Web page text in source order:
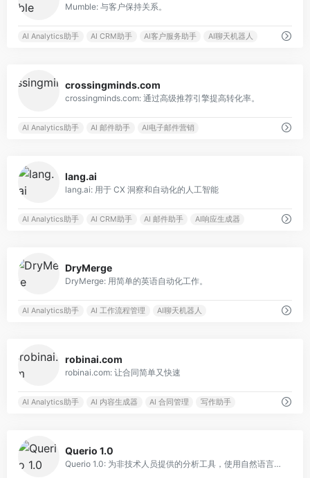
Mumble: 与客户保持关系。
AI Analytics助手 AI CRM助手 AI客户服务助手 AI聊天机器人
crossingminds.com
crossingminds.com: 通过高级推荐引擎提高转化率。
AI Analytics助手 AI 邮件助手 AI电子邮件营销
lang.ai
lang.ai: 用于 CX 洞察和自动化的人工智能
AI Analytics助手 AI CRM助手 AI 邮件助手 AI响应生成器
DryMerge
DryMerge: 用简单的英语自动化工作。
AI Analytics助手 AI 工作流程管理 AI聊天机器人
robinai.com
robinai.com: 让合同简单又快速
AI Analytics助手 AI 内容生成器 AI 合同管理 写作助手
Querio 1.0
Querio 1.0: 为非技术人员提供的分析工具，使用自然语言查询。